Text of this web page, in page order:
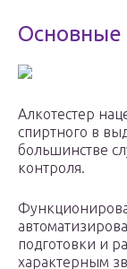
Основные
Алкотестер
спиртного в
большинстве
контроля.
подготовки и
характерным